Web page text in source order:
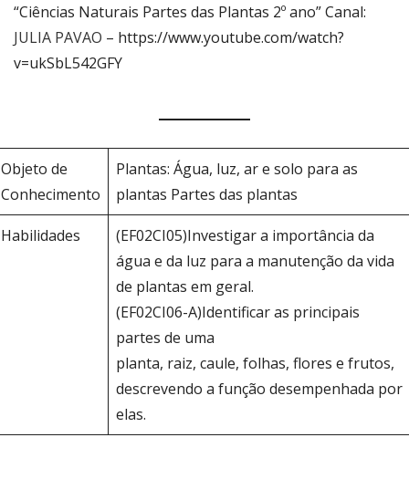
“Ciências Naturais Partes das Plantas 2º ano” Canal:
JULIA PAVAO – https://www.youtube.com/watch?
v=ukSbL542GFY
Objeto de
Conhecimento
Plantas: Água, luz, ar e solo para as
plantas Partes das plantas
Habilidades
(EF02CI05)Investigar a importância da
água e da luz para a manutenção da vida
de plantas em geral.
(EF02CI06-A)Identificar as principais
partes de uma
planta, raiz, caule, folhas, flores e frutos,
descrevendo a função desempenhada por
elas.